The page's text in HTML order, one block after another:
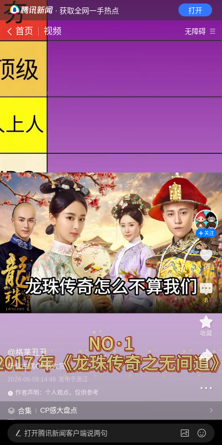
· 获取全网一手热点 打开
首页 视频 无障碍
@格莱丑丑
杨紫古偶CP感大赏
2026-06-09 14:48 发布于浙江
作者声明：个人观点，仅供参考
合集 CP感大盘点
关注
16
8
收藏
9
打开腾讯新闻客户端说两句